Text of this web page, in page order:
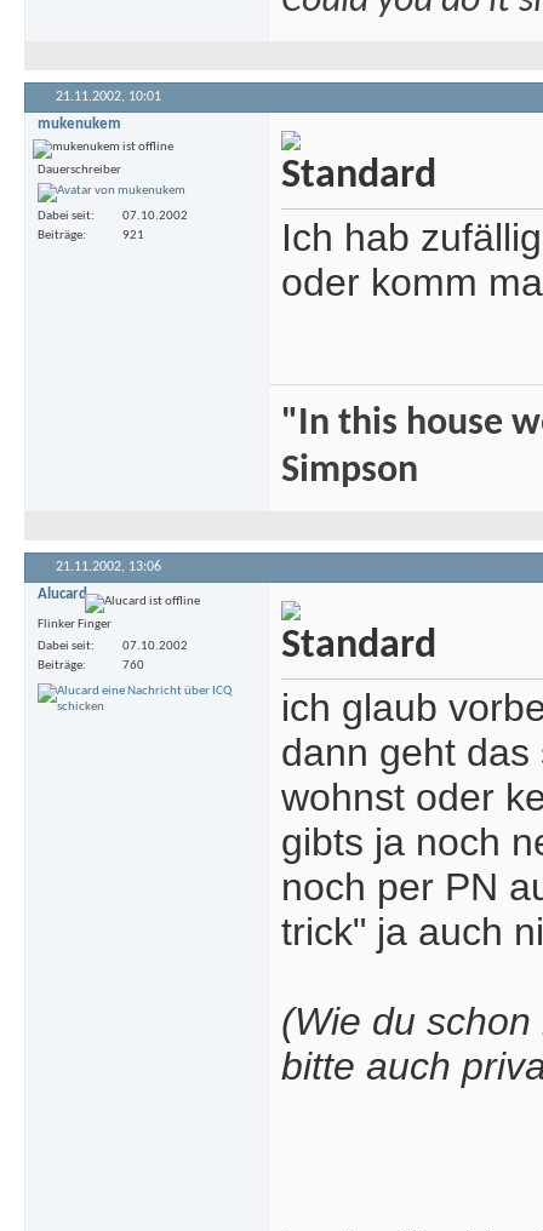
21.11.2002, 10:01
mukenukem
Dauerschreiber
Dabei seit
07.10.2002
Beiträge
921
Ich hab
oder komm
"In this house
Simpson
21.11.2002, 13:06
Alucard
Flinker Finger
Dabei seit
07.10.2002
Beiträge
760
ich glaub
dann geht
wohnst oder
gibts ja noch
noch per PN
trick" ja auch
(Wie du
bitte auch